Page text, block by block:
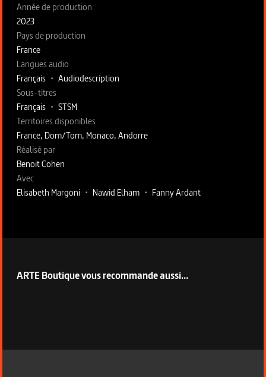
Année de production
2023
Pays de production
France
Langues audio
Français • Audiodescription
Sous-titres
Français • STSM
Territoires disponibles
France, Dom/Tom, Monaco, Andorre
Fiche technique section droite
Réalisé par
Benoit Cohen
Avec
Elisabeth Margoni • Nawid Elham • Fanny Ardant
ARTE Boutique vous recommande aussi...